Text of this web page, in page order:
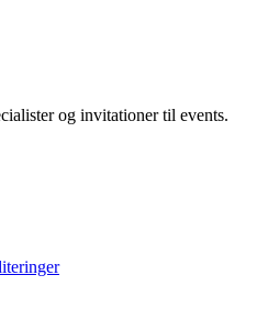
og invitationer til events.